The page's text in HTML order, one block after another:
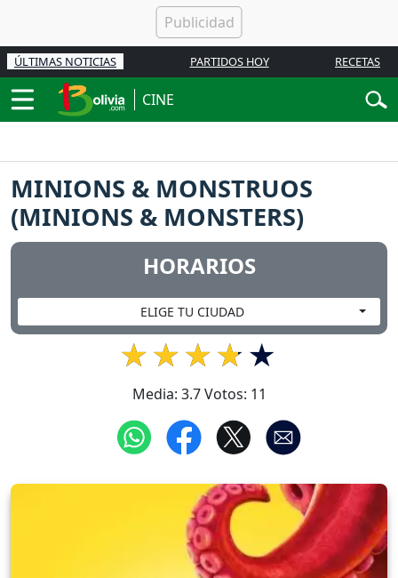
ÚLTIMAS NOTICIAS PARTIDOS HOY RECETAS
CINE
MINIONS & MONSTRUOS
(MINIONS & MONSTERS)
HORARIOS
ELIGE TU CIUDAD
Media: 3.7Votos: 11